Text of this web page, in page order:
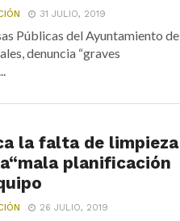
31 JULIO, 2019
Públicas del Ayuntamiento de
denuncia “graves
la falta de limpieza
planificación
26 JULIO, 2019